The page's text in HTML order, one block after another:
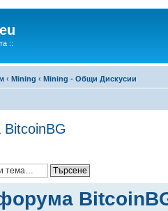
::
‹ Mining ‹ Mining - Общи Дискусии